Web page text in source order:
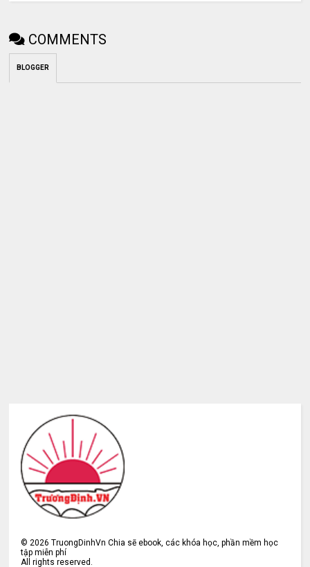
COMMENTS
BLOGGER
©2026 TruongDinhVn Chia sẽ ebook, các khóa học, phần mềm học
tập miễn phí
All rights reserved.